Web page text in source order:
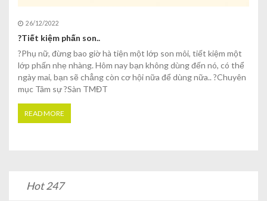
26/12/2022
?Tiết kiệm phấn son..
?Phụ nữ, đừng bao giờ hà tiện một lớp son môi, tiết kiệm một
lớp phấn nhẹ nhàng. Hôm nay bạn không dùng đến nó, có thể
ngày mai, bạn sẽ chẳng còn cơ hội nữa để dùng nữa.. ?Chuyên
mục Tâm sự ?Sàn TMĐT
READ MORE
Hot 247